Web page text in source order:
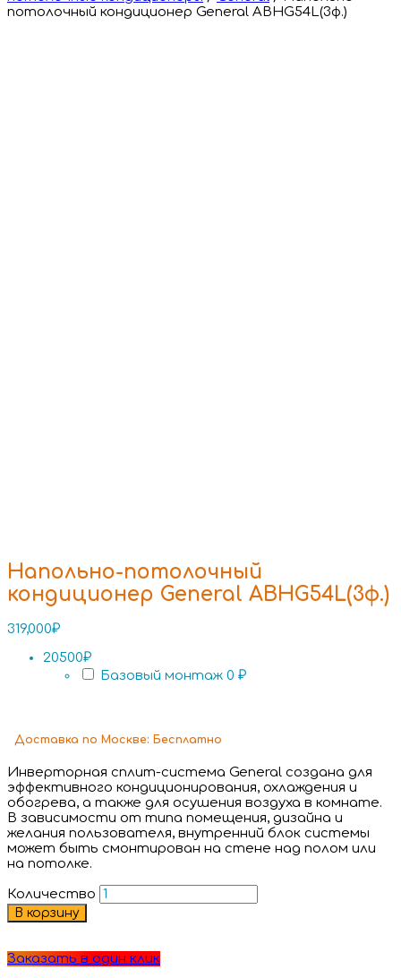
потолочный кондиционер General ABHG54L(3ф.)
Напольно-потолочный
кондиционер General ABHG54L(3ф.)
319,000₽
20500₽
Базовый монтаж 0 ₽
Доставка по Москве: Бесплатно
Инверторная сплит-система General создана для
эффективного кондиционирования, охлаждения и
обогрева, а также для осушения воздуха в комнате.
В зависимости от типа помещения, дизайна и
желания пользователя, внутренний блок системы
может быть смонтирован на стене над полом или
на потолке.
Количество
В корзину
Заказать в один клик